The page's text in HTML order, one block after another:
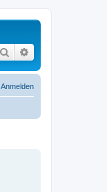
Suche
Anmelden